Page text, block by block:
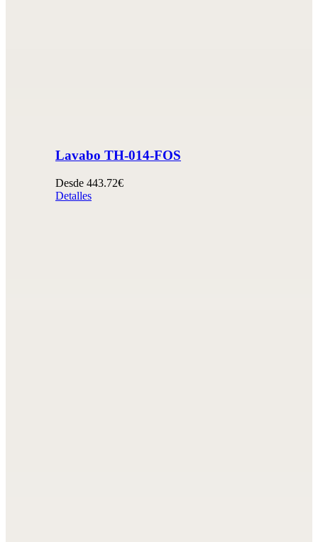
Lavabo TH-014-FOS
Desde 443.72€
Detalles